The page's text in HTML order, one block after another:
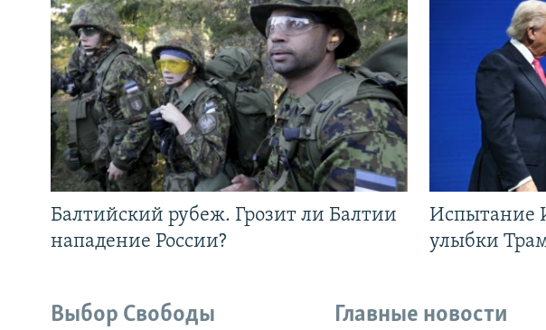
Балтийский рубеж. Грозит ли Балтии
нападение России?
Испытание
улыбки
Выбор Свободы Главные новости